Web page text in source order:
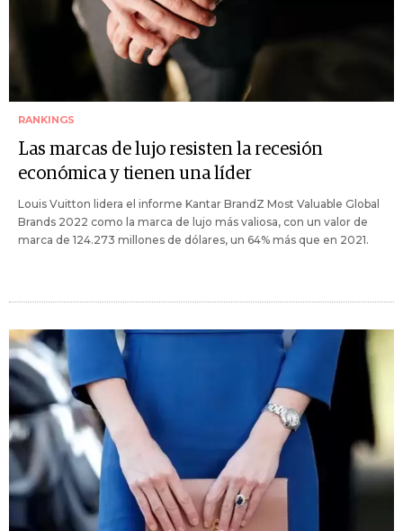
RANKINGS
Las marcas de lujo resisten la recesión
económica y tienen una líder
Louis Vuitton lidera el informe Kantar BrandZ Most Valuable Global
Brands 2022 como la marca de lujo más valiosa, con un valor de
marca de 124.273 millones de dólares, un 64% más que en 2021.